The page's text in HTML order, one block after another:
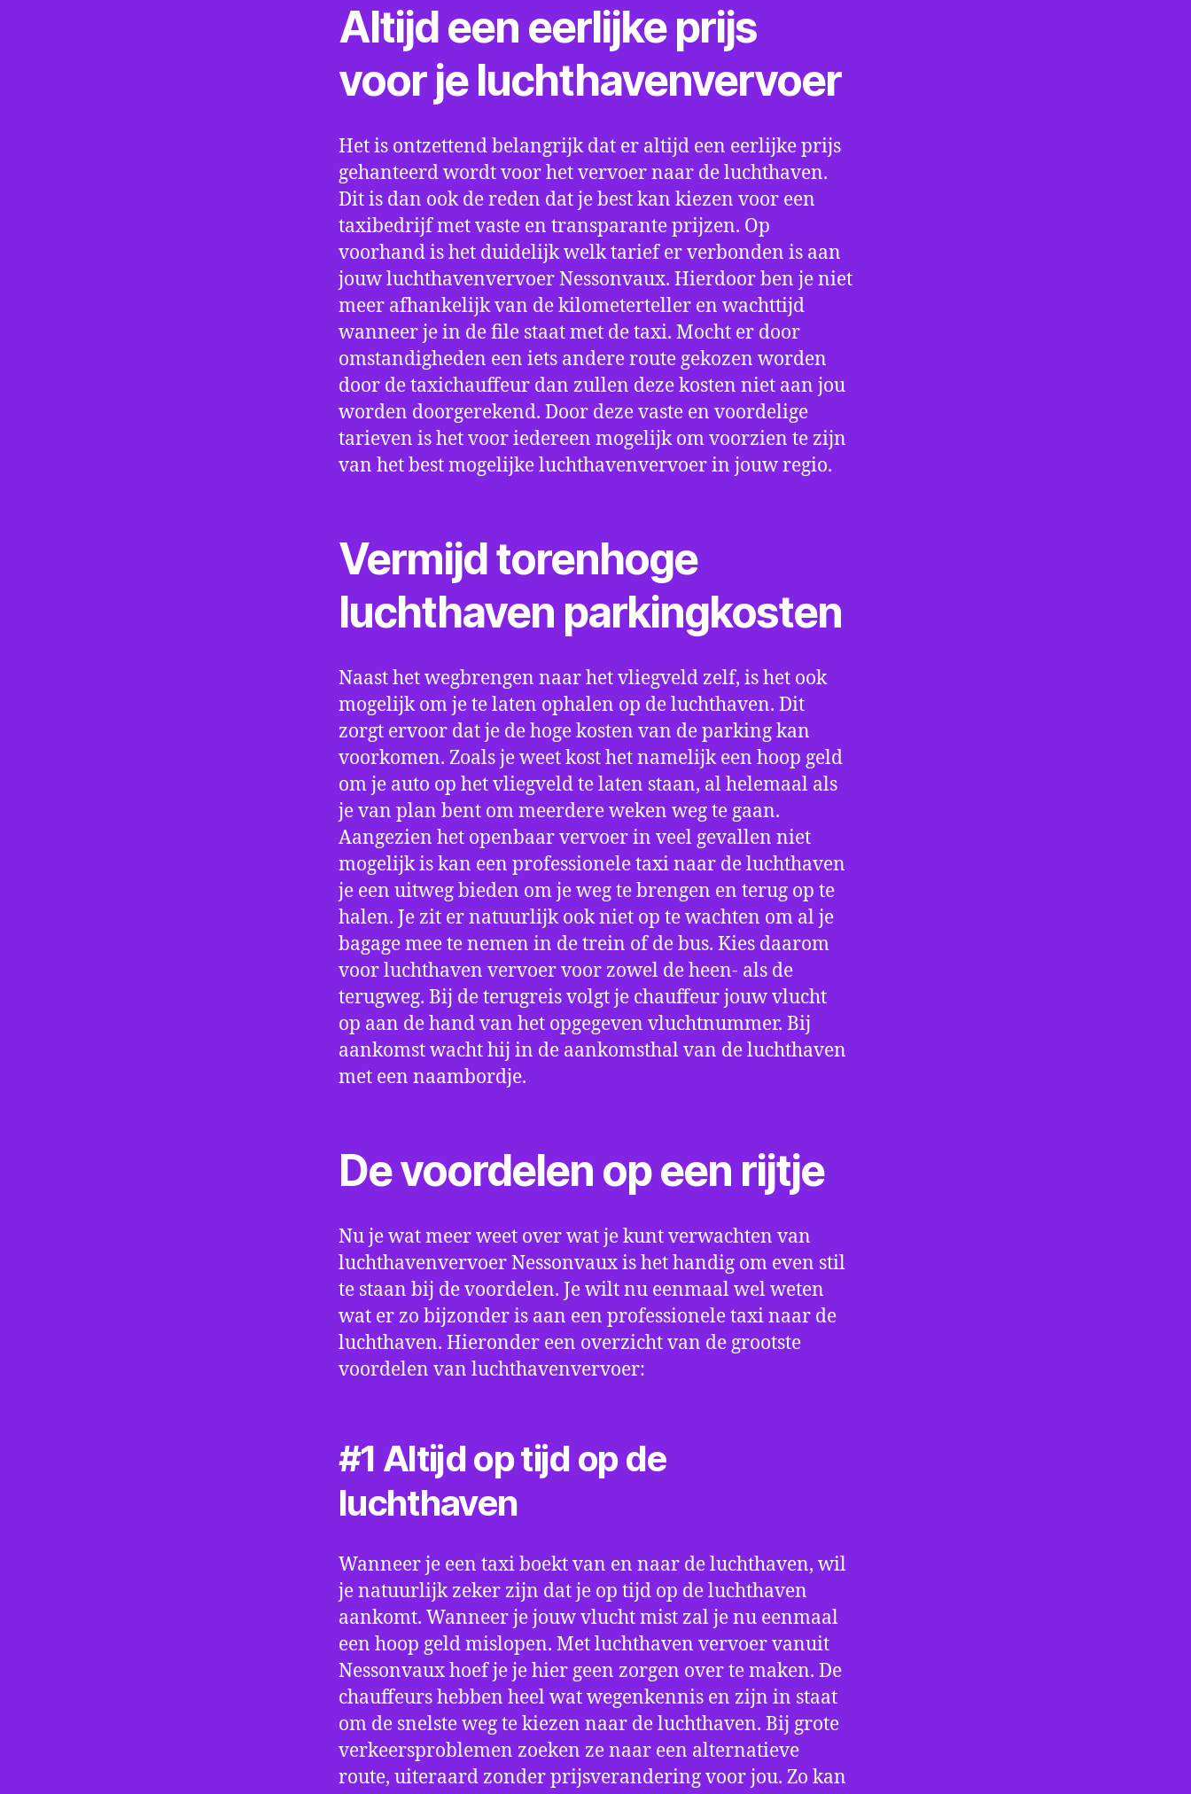
Altijd een eerlijke prijs
voor je luchthavenvervoer
Het is ontzettend belangrijk dat er altijd een eerlijke prijs
gehanteerd wordt voor het vervoer naar de luchthaven.
Dit is dan ook de reden dat je best kan kiezen voor een
taxibedrijf met vaste en transparante prijzen. Op
voorhand is het duidelijk welk tarief er verbonden is aan
jouw luchthavenvervoer Nessonvaux. Hierdoor ben je niet
meer afhankelijk van de kilometerteller en wachttijd
wanneer je in de file staat met de taxi. Mocht er door
omstandigheden een iets andere route gekozen worden
door de taxichauffeur dan zullen deze kosten niet aan jou
worden doorgerekend. Door deze vaste en voordelige
tarieven is het voor iedereen mogelijk om voorzien te zijn
van het best mogelijke luchthavenvervoer in jouw regio.
Vermijd torenhoge
luchthaven parkingkosten
Naast het wegbrengen naar het vliegveld zelf, is het ook
mogelijk om je te laten ophalen op de luchthaven. Dit
zorgt ervoor dat je de hoge kosten van de parking kan
voorkomen. Zoals je weet kost het namelijk een hoop geld
om je auto op het vliegveld te laten staan, al helemaal als
je van plan bent om meerdere weken weg te gaan.
Aangezien het openbaar vervoer in veel gevallen niet
mogelijk is kan een professionele taxi naar de luchthaven
je een uitweg bieden om je weg te brengen en terug op te
halen. Je zit er natuurlijk ook niet op te wachten om al je
bagage mee te nemen in de trein of de bus. Kies daarom
voor luchthaven vervoer voor zowel de heen- als de
terugweg. Bij de terugreis volgt je chauffeur jouw vlucht
op aan de hand van het opgegeven vluchtnummer. Bij
aankomst wacht hij in de aankomsthal van de luchthaven
met een naambordje.
De voordelen op een rijtje
Nu je wat meer weet over wat je kunt verwachten van
luchthavenvervoer Nessonvaux is het handig om even stil
te staan bij de voordelen. Je wilt nu eenmaal wel weten
wat er zo bijzonder is aan een professionele taxi naar de
luchthaven. Hieronder een overzicht van de grootste
voordelen van luchthavenvervoer:
#1 Altijd op tijd op de
luchthaven
Wanneer je een taxi boekt van en naar de luchthaven, wil
je natuurlijk zeker zijn dat je op tijd op de luchthaven
aankomt. Wanneer je jouw vlucht mist zal je nu eenmaal
een hoop geld mislopen. Met luchthaven vervoer vanuit
Nessonvaux hoef je je hier geen zorgen over te maken. De
chauffeurs hebben heel wat wegenkennis en zijn in staat
om de snelste weg te kiezen naar de luchthaven. Bij grote
verkeersproblemen zoeken ze naar een alternatieve
route, uiteraard zonder prijsverandering voor jou. Zo kan